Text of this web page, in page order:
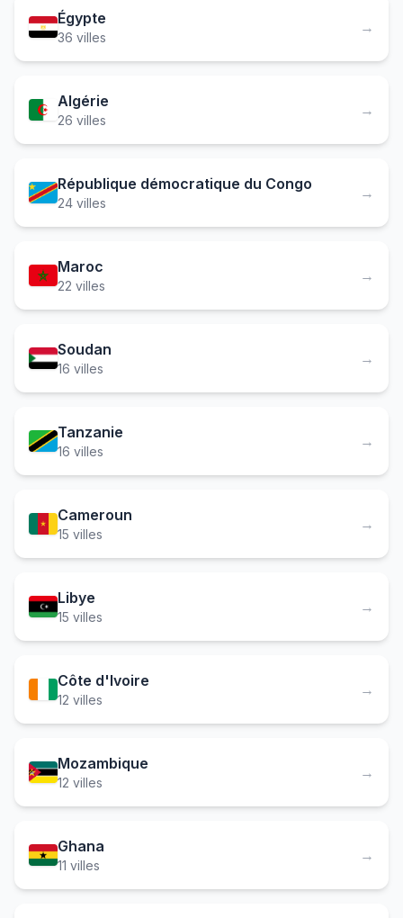
Égypte
36 villes
→
Algérie
26 villes
→
République démocratique du Congo
24 villes
→
Maroc
22 villes
→
Soudan
16 villes
→
Tanzanie
16 villes
→
Cameroun
15 villes
→
Libye
15 villes
→
Côte d'Ivoire
12 villes
→
Mozambique
12 villes
→
Ghana
11 villes
→